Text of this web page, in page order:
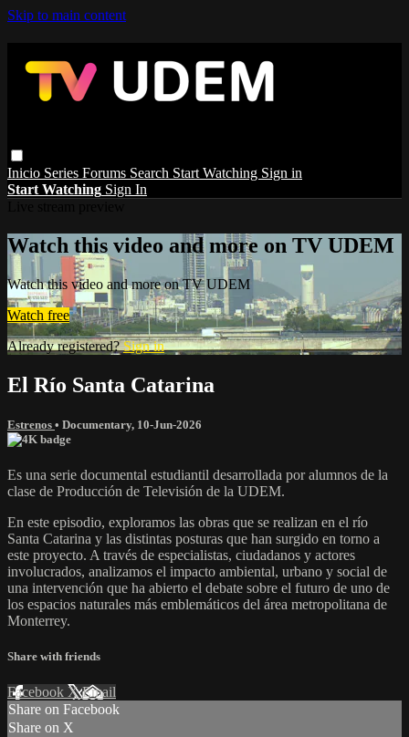
Skip to main content
Inicio Series Forums Search Start Watching Sign in
Start Watching Sign In
Watch this video and more on TV UDEM
Watch this video and more on TV UDEM
Watch free
Already registered?Sign in
El Río Santa Catarina
Estrenos • Documentary, 10-Jun-2026
Es una serie documental estudiantil desarrollada por alumnos de la
clase de Producción de Televisión de la UDEM.
En este episodio, exploramos las obras que se realizan en el río
Santa Catarina y las distintas posturas que han surgido en torno a
este proyecto. A través de especialistas, ciudadanos y actores
involucrados, analizamos el impacto ambiental, urbano y social de
una intervención que ha abierto el debate sobre el futuro de uno de
los espacios naturales más emblemáticos del área metropolitana de
Monterrey.
Share with friends
Facebook XEmail
Share on Facebook
Share on X